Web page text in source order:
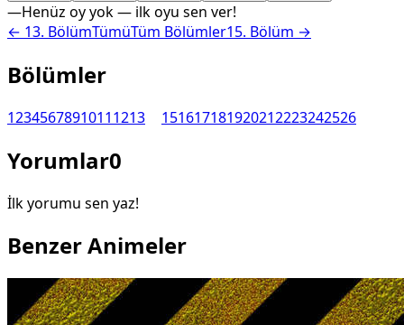
—Henüz oy yok — ilk oyu sen ver!
← 13. BölümTümüTüm Bölümler15. Bölüm →
Bölümler
12345678910111213 151617181920212223242526
Yorumlar0
İlk yorumu sen yaz!
Benzer Animeler